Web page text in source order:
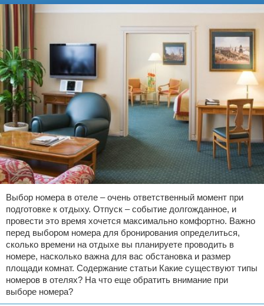
Выбор номера в отеле – очень ответственный момент при
подготовке к отдыху. Отпуск – событие долгожданное, и
провести это время хочется максимально комфортно. Важно
перед выбором номера для бронирования определиться,
сколько времени на отдыхе вы планируете проводить в
номере, насколько важна для вас обстановка и размер
площади комнат. Содержание статьи Какие существуют типы
номеров в отелях? На что еще обратить внимание при
выборе номера?